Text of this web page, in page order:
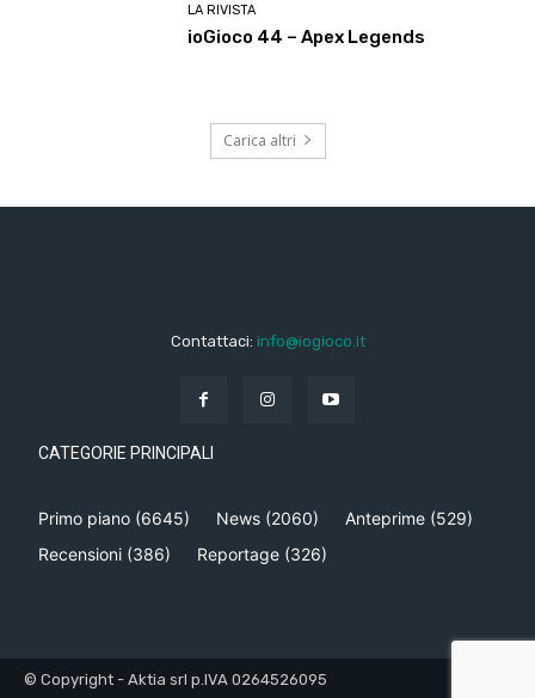
LA RIVISTA
ioGioco 44 – Apex Legends
Carica altri
Contattaci: info@iogioco.it
CATEGORIE PRINCIPALI
Primo piano (6645) News (2060) Anteprime (529)
Recensioni (386) Reportage (326)
© Copyright - Aktia srl p.IVA 0264526095